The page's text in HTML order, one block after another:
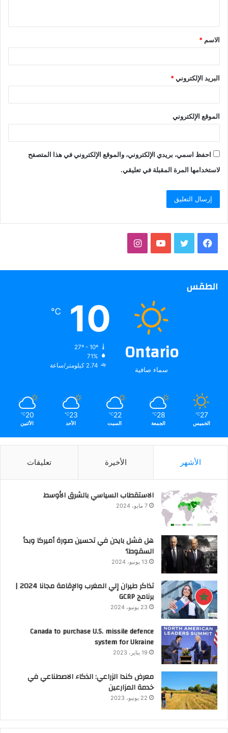
الاسم *
البريد الإلكتروني*
الموقع الإلكتروني
احفظ اسمي، بريدي الإلكتروني، والموقع الإلكتروني في هذا المتصفح
لاستخدامها المرة المقبلة في تعليقي.
فيسبوك تويتر يوتيوبانستقرام
الطقس
Ontario
سماء صافية
10
℃
27º - 10º
71%
2.74 كيلومتر/ساعة
27
℃
الخميس
28
℃
الجمعة
22
℃
السبت
23
℃
الأحد
20
℃
الأثنين
الأشهر الأخيرة تعليقات
الاستقطاب السياسي بالشرق الأوسط
7 مايو، 2024
هل فشل بايدن في تحسين صورة أميركا وبدأ
السقوط؟
13 يونيو، 2024
تذاكر طيران إلي المغرب والإقامة مجانا 2024 |
برنامج GCRP
23 يونيو، 2024
Canada to purchase U.S. missile defence
system for Ukraine
19 يناير، 2023
معرض كندا الزراعي: الذكاء الاصطناعي في
خدمة المزارعين
22 يونيو، 2023